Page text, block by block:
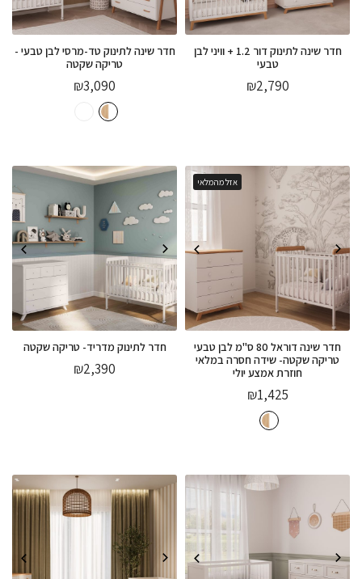
חדר שינה לתינוק דור 1.2 + וויני לבן
טבעי
₪2,790
חדר שינה לתינוק טד-מרסי לבן טבעי -
טריקה שקטה
₪3,090
אזל מהמלאי
חדר שינה דוראל 80 ס"מ לבן טבעי
טריקה שקטה- שידה חסרה במלאי
חוזרת אמצע יולי
₪1,425
חדר לתינוק מדריד- טריקה שקטה
₪2,390